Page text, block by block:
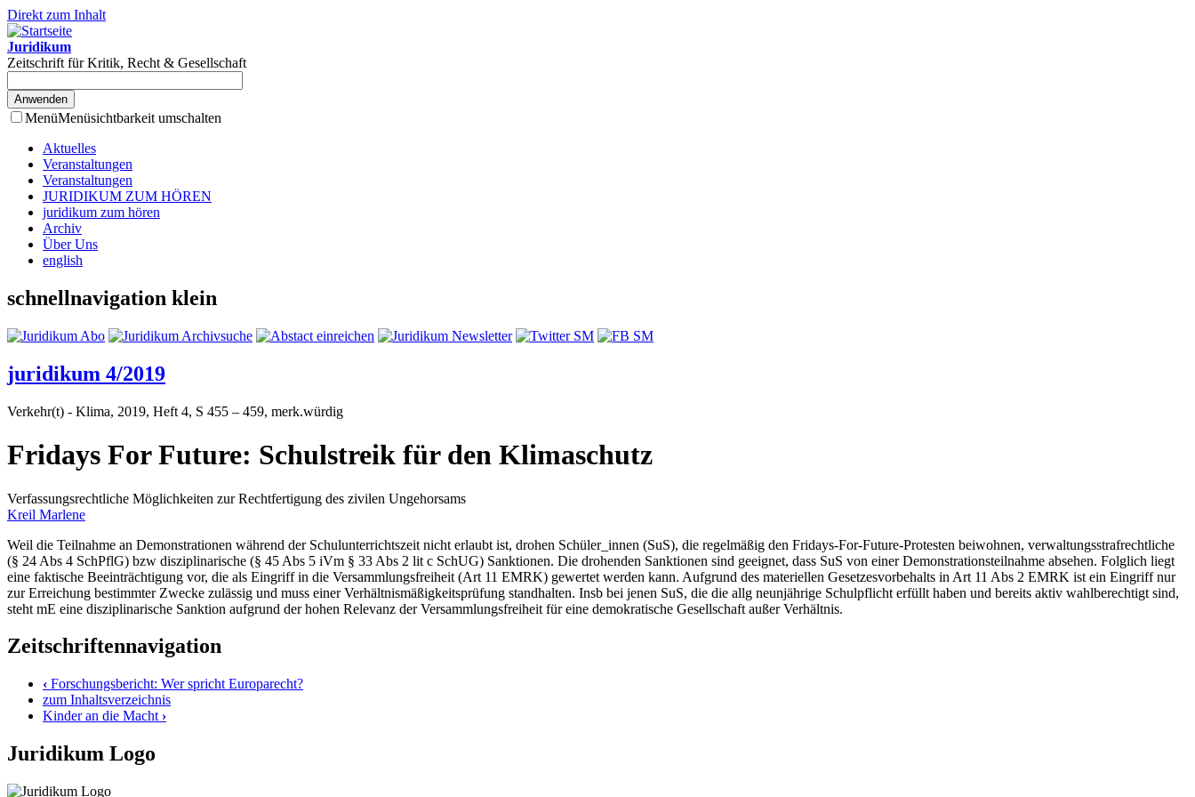
Direkt zum Inhalt
Juridikum
Zeitschrift für Kritik, Recht & Gesellschaft
MenüMenüsichtbarkeit umschalten
Aktuelles
Veranstaltungen
Veranstaltungen
JURIDIKUM ZUM HÖREN
juridikum zum hören
Archiv
Über Uns
english
schnellnavigation klein
juridikum 4/2019
Verkehr(t) - Klima, 2019, Heft 4, S 455 – 459, merk.würdig
Fridays For Future: Schulstreik für den Klimaschutz
Verfassungsrechtliche Möglichkeiten zur Rechtfertigung des zivilen Ungehorsams
Kreil Marlene
Weil die Teilnahme an Demonstrationen während der Schulunterrichtszeit nicht erlaubt ist, drohen Schüler_innen (SuS), die regelmäßig den Fridays-For-Future-Protesten beiwohnen, verwaltungsstrafrechtliche
(§ 24 Abs 4 SchPflG) bzw disziplinarische (§ 45 Abs 5 iVm § 33 Abs 2 lit c SchUG) Sanktionen. Die drohenden Sanktionen sind geeignet, dass SuS von einer Demonstrationsteilnahme absehen. Folglich liegt
eine faktische Beeinträchtigung vor, die als Eingriff in die Versammlungsfreiheit (Art 11 EMRK) gewertet werden kann. Aufgrund des materiellen Gesetzesvorbehalts in Art 11 Abs 2 EMRK ist ein Eingriff nur
zur Erreichung bestimmter Zwecke zulässig und muss einer Verhältnismäßigkeitsprüfung standhalten. Insb bei jenen SuS, die die allg neunjährige Schulpflicht erfüllt haben und bereits aktiv wahlberechtigt sind,
steht mE eine disziplinarische Sanktion aufgrund der hohen Relevanz der Versammlungsfreiheit für eine demokratische Gesellschaft außer Verhältnis.
Zeitschriftennavigation
‹ Forschungsbericht: Wer spricht Europarecht?
zum Inhaltsverzeichnis
Kinder an die Macht ›
Juridikum Logo